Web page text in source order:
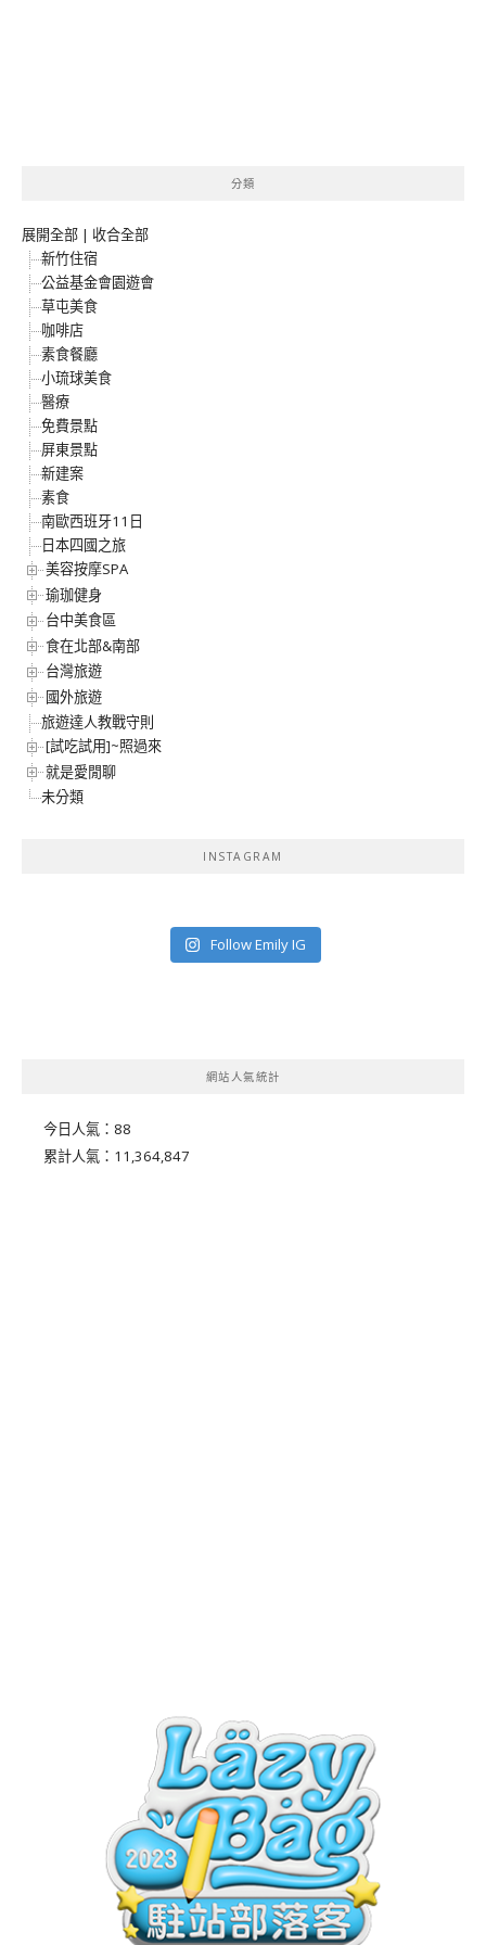
分類
展開全部 | 收合全部
新竹住宿
公益基金會園遊會
草屯美食
咖啡店
素食餐廳
小琉球美食
醫療
免費景點
屏東景點
新建案
素食
南歐西班牙11日
日本四國之旅
美容按摩SPA
瑜珈健身
台中美食區
食在北部&南部
台灣旅遊
國外旅遊
旅遊達人教戰守則
[試吃試用]~照過來
就是愛閒聊
未分類
INSTAGRAM
Follow Emily IG
網站人氣統計
今日人氣： 88
累計人氣： 11,364,847